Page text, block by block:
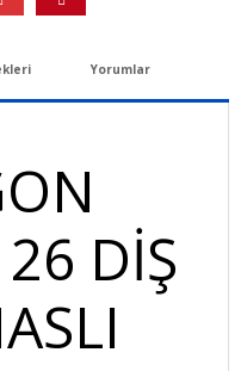
Yorumlar
DİŞ